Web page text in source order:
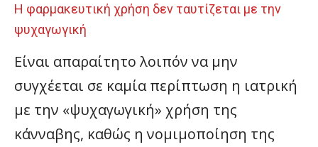
Η φαρμακευτική χρήση δεν ταυτίζεται με την
ψυχαγωγική
Είναι απαραίτητο λοιπόν να μην
συγχέεται σε καμία περίπτωση η ιατρική
με την «ψυχαγωγική» χρήση της
κάνναβης, καθώς η νομιμοποίηση της